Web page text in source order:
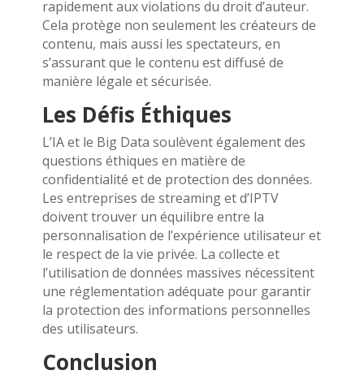
rapidement aux violations du droit d’auteur.
Cela protège non seulement les créateurs de
contenu, mais aussi les spectateurs, en
s’assurant que le contenu est diffusé de
manière légale et sécurisée.
Les Défis Éthiques
L’IA et le Big Data soulèvent également des
questions éthiques en matière de
confidentialité et de protection des données.
Les entreprises de streaming et d’IPTV
doivent trouver un équilibre entre la
personnalisation de l’expérience utilisateur et
le respect de la vie privée. La collecte et
l’utilisation de données massives nécessitent
une réglementation adéquate pour garantir
la protection des informations personnelles
des utilisateurs.
Conclusion